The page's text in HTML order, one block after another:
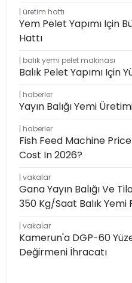
üretim hattı
Yem Pelet Yapımı Için
Hattı
balık yemi pelet makinası
Balık Pelet Yapımı Için
haberler
Yayın Balığı Yemi
haberler
Fish Feed Machine
Cost In 2026?
vakalar
Gana Yayın Balığı Ve
350 Kg/saat Balık Yemi
vakalar
Kamerun'a DGP-60
Değirmeni İhracatı